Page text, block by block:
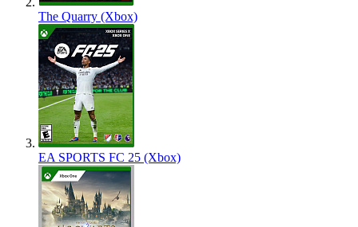
The Quarry (Xbox)
EA SPORTS FC 25 (Xbox)